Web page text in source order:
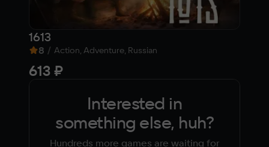
1613
8 / Action, Adventure, Russian
613 ₽
Interested in
something else, huh?
Hundreds more games are waiting for